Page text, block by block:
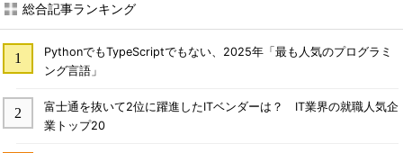
総合記事ランキング
PythonでもTypeScriptでもない、2025年「最も人気のプログラミ
ング言語」
富士通を抜いて2位に躍進したITベンダーは？ IT業界の就職人気企
業トップ20